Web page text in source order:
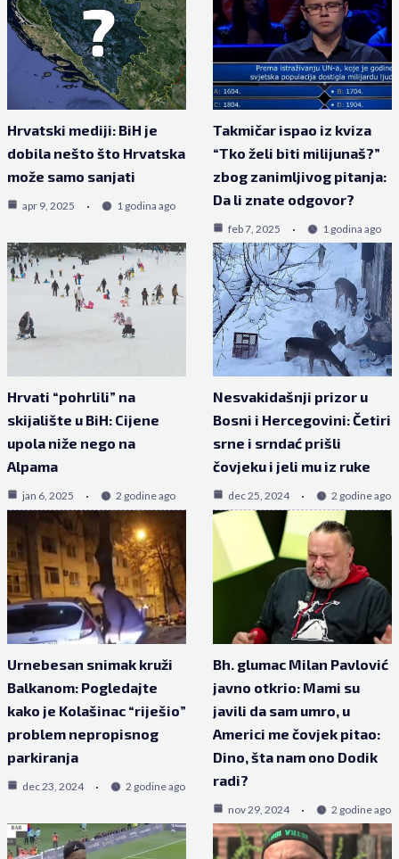
Hrvatski mediji: BiH je
dobila nešto što Hrvatska
može samo sanjati
apr 9, 2025 1 godina ago
Takmičar ispao iz kviza
“Tko želi biti milijunaš?”
zbog zanimljivog pitanja:
Da li znate odgovor?
feb 7, 2025 1 godina ago
Hrvati “pohrlili” na
skijalište u BiH: Cijene
upola niže nego na
Alpama
jan 6, 2025 2 godine ago
Nesvakidašnji prizor u
Bosni i Hercegovini: Četiri
srne i srndać prišli
čovjeku i jeli mu iz ruke
dec 25, 2024 2 godine ago
Urnebesan snimak kruži
Balkanom: Pogledajte
kako je Kolašinac “riješio”
problem nepropisnog
parkiranja
dec 23, 2024 2 godine ago
Bh. glumac Milan Pavlović
javno otkrio: Mami su
javili da sam umro, u
Americi me čovjek pitao:
Dino, šta nam ono Dodik
radi?
nov 29, 2024 2 godine ago